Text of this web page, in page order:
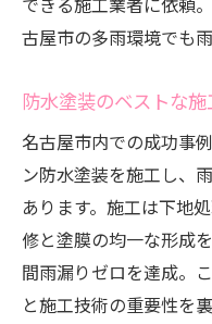
古屋市の多雨環境でも
防水塗装のベストな
名古屋市内での成功事
ン防水塗装を施工し、
あります。施工は下地
修と塗膜の均一な形成
間雨漏りゼロを達成。
と施工技術の重要性を